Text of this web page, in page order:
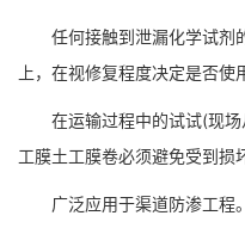
任何接触到泄漏化学试剂
上，在视修复程度决定是否使
在运输过程中的试试(现场
工膜土工膜卷必须避免受到损
广泛应用于渠道防渗工程